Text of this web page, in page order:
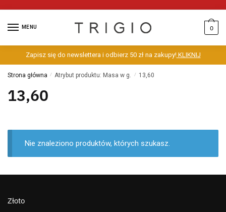
MENU 0
Zapisz się do newslettera i odbierz 50 zł na zakupy!KLIKNIJ
Strona główna / Atrybut produktu: Masa w g. / 13,60
13,60
Nie znaleziono produktów, których szukasz.
Złoto